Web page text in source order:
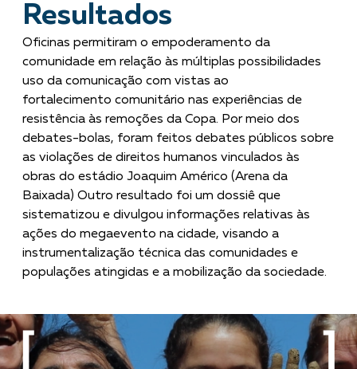
Resultados
Oficinas permitiram o empoderamento da
comunidade em relação às múltiplas possibilidades
uso da comunicação com vistas ao
fortalecimento comunitário nas experiências de
resistência às remoções da Copa. Por meio dos
debates-bolas, foram feitos debates públicos sobre
as violações de direitos humanos vinculados às
obras do estádio Joaquim Américo (Arena da
Baixada) Outro resultado foi um dossiê que
sistematizou e divulgou informações relativas às
ações do megaevento na cidade, visando a
instrumentalização técnica das comunidades e
populações atingidas e a mobilização da sociedade.